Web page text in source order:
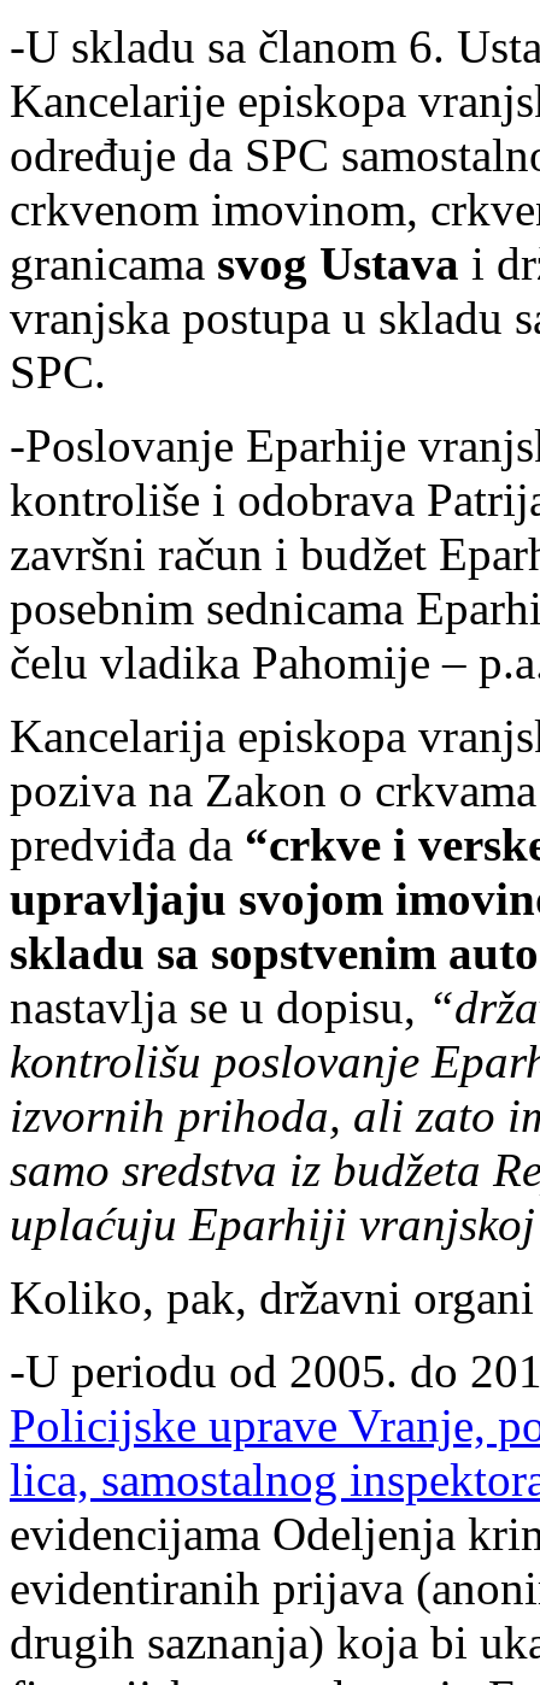
-U skladu sa članom 6.
Kancelarije episkopa
određuje da SPC
crkvenom imovinom,
granicama svog Ustava i
vranjska postupa u skladu
SPC.
-Poslovanje Eparhije
kontroliše i odobrava
završni račun i budžet
posebnim sednicama
čelu vladika Pahomije –
Kancelarija episkopa
poziva na Zakon o
predviđa da “crkve i
upravljaju svojom
skladu sa sopstvenim
nastavlja se u dopisu,
kontrolišu poslovanje
izvornih prihoda, ali zato
samo sredstva iz budžeta
uplaćuju Eparhiji
Koliko, pak, državni organi
-U periodu od 2005. do
Policijske uprave Vranje,
lica, samostalnog
evidencijama Odeljenja
evidentiranih prijava
drugih saznanja) koja bi